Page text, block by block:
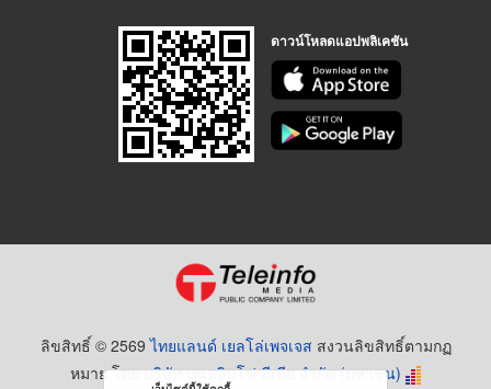
ดาวน์โหลดแอปพลิเคชัน
ลิขสิทธิ์ © 2569ไทยแลนด์ เยลโล่เพจเจส สงวนลิขสิทธิ์ตามกฏ
หมาย โดยบริษัท เทเลอินโฟ มีเดีย จำกัด (มหาชน)